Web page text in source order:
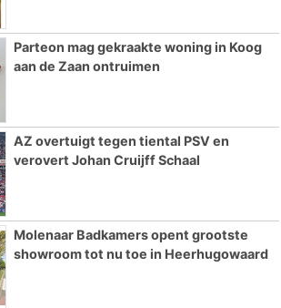
Parteon mag gekraakte woning in Koog
aan de Zaan ontruimen
AZ overtuigt tegen tiental PSV en
verovert Johan Cruijff Schaal
Molenaar Badkamers opent grootste
showroom tot nu toe in Heerhugowaard